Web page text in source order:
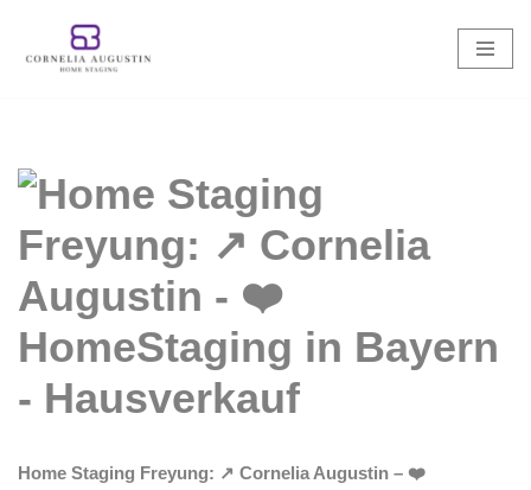
Zum
Home Staging Freyung: ↗️ Cornelia Augustin – ❤️